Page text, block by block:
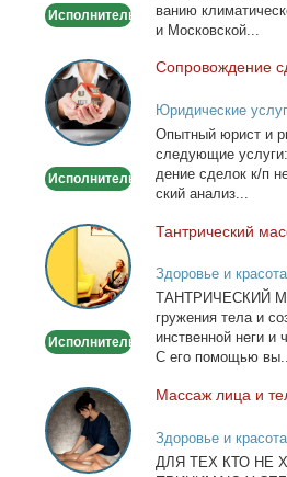
Исполнитель
ва­нию
и Мос­ков­ской...
Сопровождение
сделок
с
недвижимостью
Исполнитель
Со­про­вож­де­ние
Юридические
Опыт­ный юрист и
сле­ду­ю­щие
де­ние сде­лок к/п
ский ана­лиз...
Тантрический
массаж
Исполнитель
Тан­три­че­ский
Здоровье и красота
ТАНТРИЧЕСКИЙ
гру­же­ния те­ла и
ин­ствен­ной неги и
С его по­мо­щью
Массаж
лица
и
тела
Мас­саж ли­ца и
Здоровье и красота
ДЛЯ ТЕХ КТО НЕ